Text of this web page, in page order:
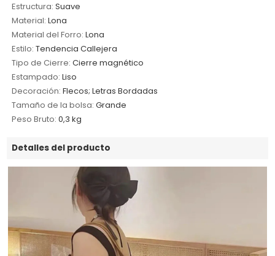
Estructura: Suave
Material: Lona
Material del Forro: Lona
Estilo: Tendencia Callejera
Tipo de Cierre: Cierre magnético
Estampado: Liso
Decoración: Flecos; Letras Bordadas
Tamaño de la bolsa: Grande
Peso Bruto: 0,3 kg
Detalles del producto